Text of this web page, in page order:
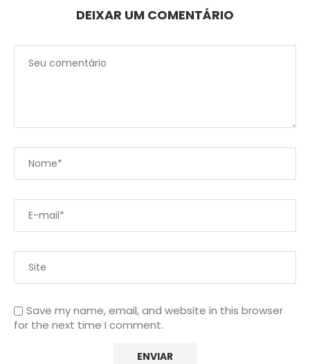
DEIXAR UM COMENTÁRIO
Save my name, email, and website in this browser
for the next time I comment.